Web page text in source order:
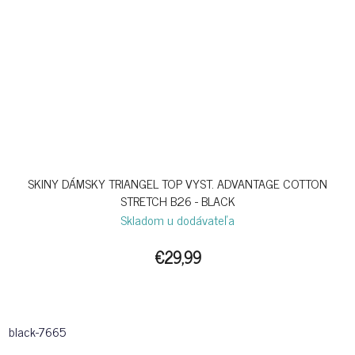
SKINY DÁMSKY TRIANGEL TOP VYST. ADVANTAGE COTTON
STRETCH B26 - BLACK
Skladom u dodávateľa
€29,99
black-7665